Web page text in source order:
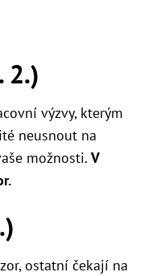
2.)
výzvy, kterým
neusnout na
možnosti. V
ostatní čekají na